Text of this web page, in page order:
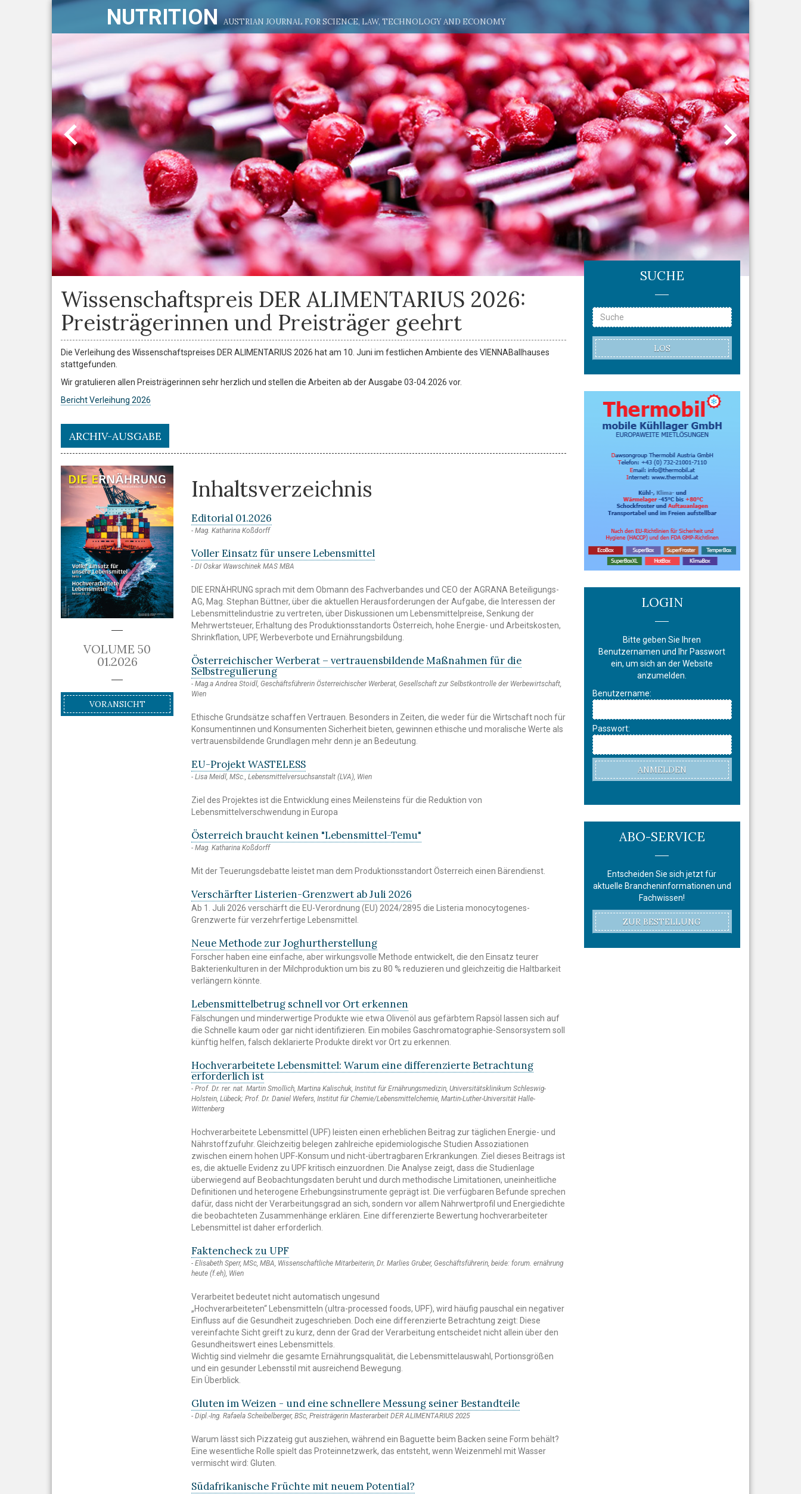
NUTRITIONAUSTRIAN JOURNAL FOR SCIENCE, LAW, TECHNOLOGY AND ECONOMY
Wissenschaftspreis DER ALIMENTARIUS 2026:
Preisträgerinnen und Preisträger geehrt
Die Verleihung des Wissenschaftspreises DER ALIMENTARIUS 2026 hat am 10. Juni im festlichen Ambiente des VIENNABallhauses
stattgefunden.
Wir gratulieren allen Preisträgerinnen sehr herzlich und stellen die Arbeiten ab der Ausgabe 03-04.2026 vor.
Bericht Verleihung 2026
ARCHIV-AUSGABE
VOLUME 50
01.2026
VORANSICHT
Inhaltsverzeichnis
Editorial 01.2026
Mag. Katharina Koßdorff
Voller Einsatz für unsere Lebensmittel
DI Oskar Wawschinek MAS MBA
DIE ERNÄHRUNG sprach mit dem Obmann des Fachverbandes und CEO der AGRANA Beteiligungs-
AG, Mag. Stephan Büttner, über die aktuellen Herausforderungen der Aufgabe, die Interessen der
Lebensmittelindustrie zu vertreten, über Diskussionen um Lebensmittelpreise, Senkung der
Mehrwertsteuer, Erhaltung des Produktionsstandorts Österreich, hohe Energie- und Arbeitskosten,
Shrinkflation, UPF, Werbeverbote und Ernährungsbildung.
Österreichischer Werberat – vertrauensbildende Maßnahmen für die
Selbstregulierung
Mag.a Andrea Stoidl, Geschäftsführerin Österreichischer Werberat, Gesellschaft zur Selbstkontrolle der Werbewirtschaft,
Wien
Ethische Grundsätze schaffen Vertrauen. Besonders in Zeiten, die weder für die Wirtschaft noch für
Konsumentinnen und Konsumenten Sicherheit bieten, gewinnen ethische und moralische Werte als
vertrauensbildende Grundlagen mehr denn je an Bedeutung.
EU-Projekt WASTELESS
Lisa Meidl, MSc., Lebensmittelversuchsanstalt (LVA), Wien
Ziel des Projektes ist die Entwicklung eines Meilensteins für die Reduktion von
Lebensmittelverschwendung in Europa
Österreich braucht keinen "Lebensmittel-Temu"
Mag. Katharina Koßdorff
Mit der Teuerungsdebatte leistet man dem Produktionsstandort Österreich einen Bärendienst.
Verschärfter Listerien-Grenzwert ab Juli 2026
Ab 1. Juli 2026 verschärft die EU-Verordnung (EU) 2024/2895 die Listeria monocytogenes-
Grenzwerte für verzehrfertige Lebensmittel.
Neue Methode zur Joghurtherstellung
Forscher haben eine einfache, aber wirkungsvolle Methode entwickelt, die den Einsatz teurer
Bakterienkulturen in der Milchproduktion um bis zu 80 % reduzieren und gleichzeitig die Haltbarkeit
verlängern könnte.
Lebensmittelbetrug schnell vor Ort erkennen
Fälschungen und minderwertige Produkte wie etwa Olivenöl aus gefärbtem Rapsöl lassen sich auf
die Schnelle kaum oder gar nicht identifizieren. Ein mobiles Gaschromatographie-Sensorsystem soll
künftig helfen, falsch deklarierte Produkte direkt vor Ort zu erkennen.
Hochverarbeitete Lebensmittel: Warum eine differenzierte Betrachtung
erforderlich ist
Prof. Dr. rer. nat. Martin Smollich, Martina Kalischuk, Institut für Ernährungsmedizin, Universitätsklinikum Schleswig-
Holstein, Lübeck; Prof. Dr. Daniel Wefers, Institut für Chemie/Lebensmittelchemie, Martin-Luther-Universität Halle-
Wittenberg
Hochverarbeitete Lebensmittel (UPF) leisten einen erheblichen Beitrag zur täglichen Energie- und
Nährstoffzufuhr. Gleichzeitig belegen zahlreiche epidemiologische Studien Assoziationen
zwischen einem hohen UPF-Konsum und nicht-übertragbaren Erkrankungen. Ziel dieses Beitrags ist
es, die aktuelle Evidenz zu UPF kritisch einzuordnen. Die Analyse zeigt, dass die Studienlage
überwiegend auf Beobachtungsdaten beruht und durch methodische Limitationen, uneinheitliche
Definitionen und heterogene Erhebungsinstrumente geprägt ist. Die verfügbaren Befunde sprechen
dafür, dass nicht der Verarbeitungsgrad an sich, sondern vor allem Nährwertprofil und Energiedichte
die beobachteten Zusammenhänge erklären. Eine differenzierte Bewertung hochverarbeiteter
Lebensmittel ist daher erforderlich.
Faktencheck zu UPF
Elisabeth Sperr, MSc, MBA, Wissenschaftliche Mitarbeiterin, Dr. Marlies Gruber, Geschäftsführerin, beide: forum. ernährung
heute (f.eh), Wien
Verarbeitet bedeutet nicht automatisch ungesund
„Hochverarbeiteten“ Lebensmitteln (ultra-processed foods, UPF), wird häufig pauschal ein negativer
Einfluss auf die Gesundheit zugeschrieben. Doch eine differenzierte Betrachtung zeigt: Diese
vereinfachte Sicht greift zu kurz, denn der Grad der Verarbeitung entscheidet nicht allein über den
Gesundheitswert eines Lebensmittels.
Wichtig sind vielmehr die gesamte Ernährungsqualität, die Lebensmittelauswahl, Portionsgrößen
und ein gesunder Lebensstil mit ausreichend Bewegung.
Ein Überblick.
Gluten im Weizen - und eine schnellere Messung seiner Bestandteile
Dipl.-Ing. Rafaela Scheibelberger, BSc, Preisträgerin Masterarbeit DER ALIMENTARIUS 2025
Warum lässt sich Pizzateig gut ausziehen, während ein Baguette beim Backen seine Form behält?
Eine wesentliche Rolle spielt das Proteinnetzwerk, das entsteht, wenn Weizenmehl mit Wasser
vermischt wird: Gluten.
Südafrikanische Früchte mit neuem Potential?
SUCHE
LOS
LOGIN
Bitte geben Sie Ihren
Benutzernamen und Ihr Passwort
ein, um sich an der Website
anzumelden.
Benutzername:
Passwort:
ANMELDEN
ABO-SERVICE
Entscheiden Sie sich jetzt für
aktuelle Brancheninformationen und
Fachwissen!
ZUR BESTELLUNG